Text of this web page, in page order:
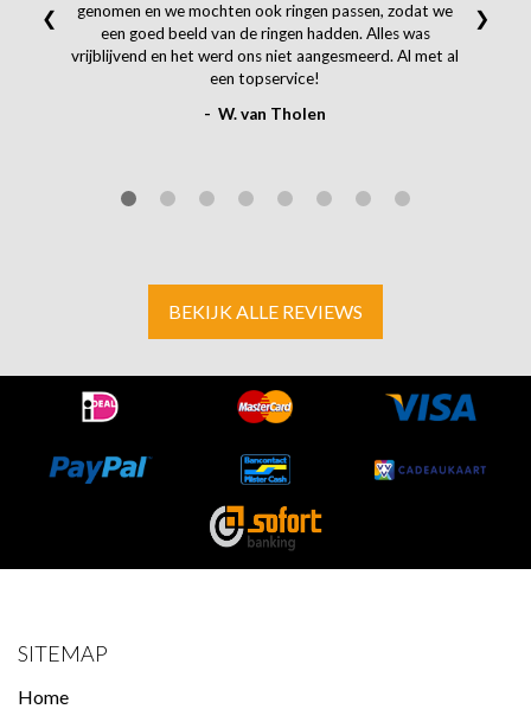
genomen en we mochten ook ringen passen, zodat we
een goed beeld van de ringen hadden. Alles was
vrijblijvend en het werd ons niet aangesmeerd. Al met al
een topservice!
- W. van Tholen
❮ ❯
BEKIJK ALLE REVIEWS
SITEMAP
Home